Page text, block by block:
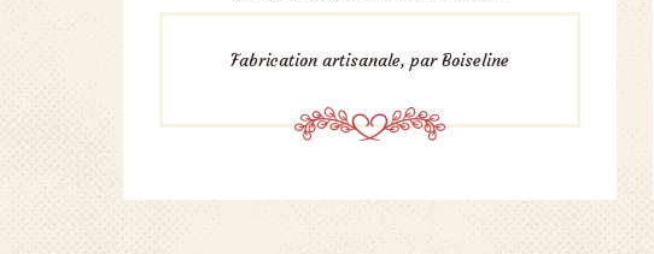
Fabrication artisanale, par Boiseline